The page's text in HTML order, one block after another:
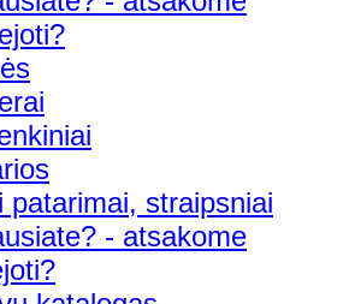
patarimai, straipsniai
- atsakome